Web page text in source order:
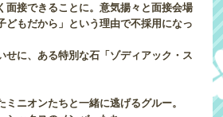
面接できることに。意気揚々と面接会場
どもだから」という理由で不採用になっ
せに、ある特別な石「ゾディアック・ス
ニオンたちと一緒に逃げるグルー。